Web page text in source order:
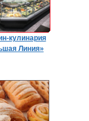
кулинария
Линия»